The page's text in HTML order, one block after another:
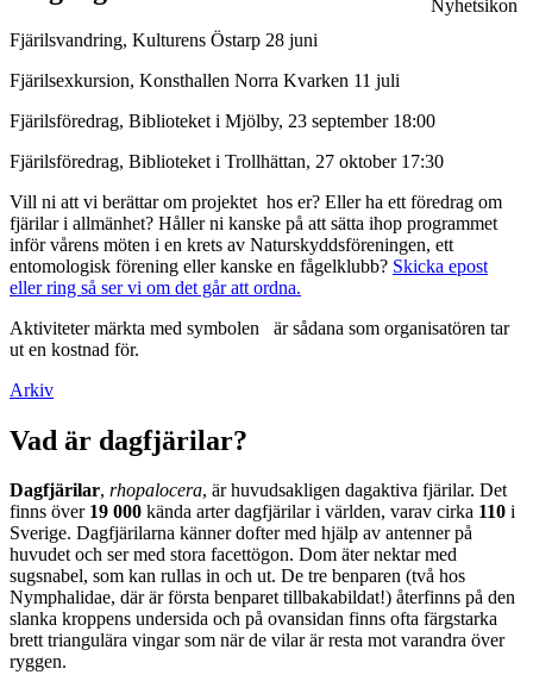
Fjärilsvandring, Kulturens Östarp 28 juni
Fjärilsexkursion, Konsthallen Norra Kvarken 11 juli
Fjärilsföredrag, Biblioteket i Mjölby, 23 september 18:00
Fjärilsföredrag, Biblioteket i Trollhättan, 27 oktober 17:30
Vill ni att vi berättar om projektet hos er? Eller ha ett föredrag om
fjärilar i allmänhet? Håller ni kanske på att sätta ihop programmet
inför vårens möten i en krets av Naturskyddsföreningen, ett
entomologisk förening eller kanske en fågelklubb? Skicka epost
eller ring så ser vi om det går att ordna.
Aktiviteter märkta med symbolen
är sådana som organisatören tar
ut en kostnad för.
Arkiv
Vad är dagfjärilar?
Dagfjärilar, rhopalocera, är huvudsakligen dagaktiva fjärilar. Det
finns över 19 000 kända arter dagfjärilar i världen, varav cirka 110 i
Sverige. Dagfjärilarna känner dofter med hjälp av antenner på
huvudet och ser med stora facettögon. Dom äter nektar med
sugsnabel, som kan rullas in och ut. De tre benparen (två hos
Nymphalidae, där är första benparet tillbakabildat!) återfinns på den
slanka kroppens undersida och på ovansidan finns ofta färgstarka
brett triangulära vingar som när de vilar är resta mot varandra över
ryggen.